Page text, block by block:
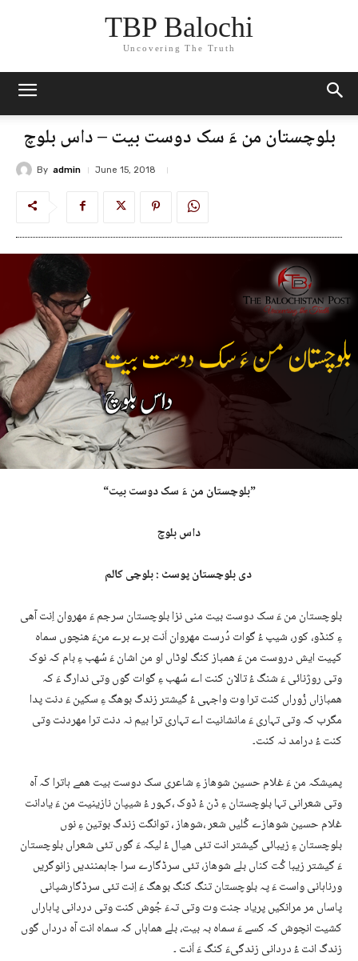
TBP Balochi
Uncovering The Truth
بلوچستان من ءَ سک دوست بیت – داس بلوچ
By admin June 15, 2018
“بلوچستان من ءَ سک دوست بیت”
داس بلوچ
دی بلوچستان پوسٹ : بلوچی کالم
بلوچستان من ءَ سک دوست بیت منی نزا بلوچستان سرجم ءَ مھروان اِنت آھی
ءِ کنڈو، کور، شیپ ءُ گوات دُرست مھروان اَنت برے برے منءَ ھنچوں سماہ
کپیت ایش دروست من ءَ ھمباز کنگ لوٹاں او من اشان ءَ سُھب ءِ بام کہ نوک
وتی روژنائی ءَ شنگ ءُ تالان کنت اے سُھب ءِ گوات گوں وتی ندارگ ءَ کہ
ھمبازاں زُوراں کنت ترا وت واجہی ءُ گیشتر زندگ بوھگ ءِ سکین ءَ دنت پدا
مگرب کہ وتی تہاری ءَ مانشانیت اے تہاری ترا بیم نہ دنت ترا مھردنت وتی
کنت ءُ درامد نہ کنت۔
پمیشکہ من ءَ غلام حسین شوھاز ءِ شاعری سک دوست بیت ھمے ہاترا کہ آہ
وتی شعرانی تہا بلوچستان ءِ ڈن ءُ ڈوک ،کہور ءُ شیپان نازینیت من ءَ یادانت
غلام حسین شوھازے کُلیں شعر ،شوھاز ، توانگت زندگ بوتین ءِ نوں
بلوچستان ءِ زیبائی گیشتر انت تئی ھیال ءُ لیکہ ءَ گوں تئی شعراں بلوچستان
ءَ گیشتر زیبا کُت کناں بلے شوھاز، تئی سرڈگارے سرا جاہمنندیں زانوگریں
ورناہانی واست ءَ پہ بلوچستان تنگ کنگ بوھگ ءَ اِنت تئی سرڈگارشپانی
پاساں مر مرانکیں پریاد جنت وت وتی تہءَ جُوش کنت وتی دردانی پاہاراں
کشیت انچوش کہ کسے ءَ سماہ بہ بیت، بلے ھماہاں کہ سماہ انت آہ درداں گوں
زندگ انت ءُ دردانی زندگیءَ کنگ ءَ اَنت ۔